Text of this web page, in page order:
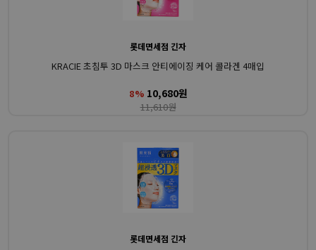
롯데면세점 긴자
KRACIE 초침투 3D 마스크 안티에이징 케어 콜라겐 4매입
8% 10,680원
11,610원
롯데면세점 긴자